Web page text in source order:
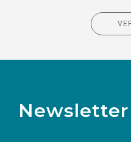
Newsletter